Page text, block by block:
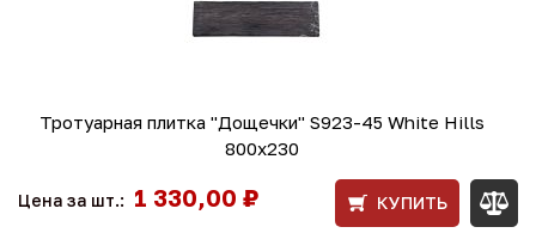
Тротуарная плитка "Дощечки" S923-45 White Hills
800х230
Цена за шт.: 1 330,00 ₽ КУПИТЬ